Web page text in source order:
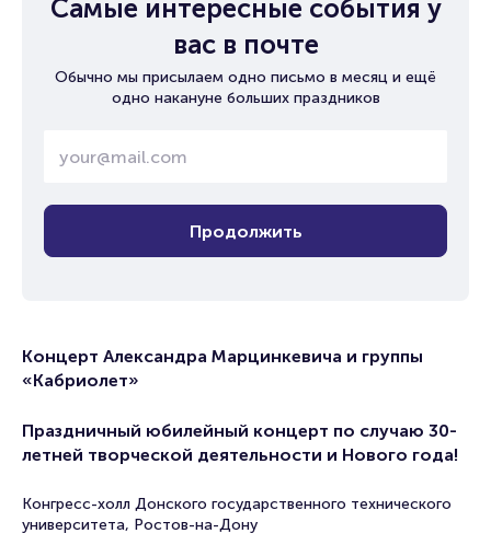
Самые интересные события у
вас в почте
Обычно мы присылаем одно письмо в месяц и ещё
одно накануне больших праздников
Продолжить
Концерт Александра Марцинкевича и группы
«Кабриолет»
Праздничный юбилейный концерт по случаю 30-
летней творческой деятельности и Нового года!
Конгресс-холл Донского государственного технического
университета, Ростов-на-Дону